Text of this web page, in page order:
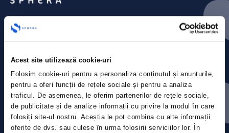
Acest site utilizează cookie-uri
Folosim cookie-uri pentru a personaliza conținutul și anunțurile,
pentru a oferi funcții de rețele sociale și pentru a analiza
traficul. De asemenea, le oferim partenerilor de rețele sociale,
de publicitate și de analize informații cu privire la modul în care
folosiți site-ul nostru. Aceștia le pot combina cu alte informații
oferite de dvs. sau culese în urma folosirii serviciilor lor. În
Contact
Comunicate de presă